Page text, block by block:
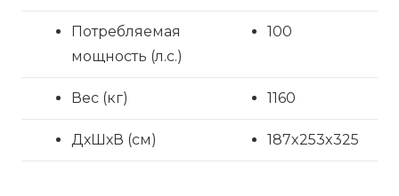
Потребляемая
мощность (л.с.)
100
Вес (кг) 1160
ДхШхВ (cм) 187x253x325